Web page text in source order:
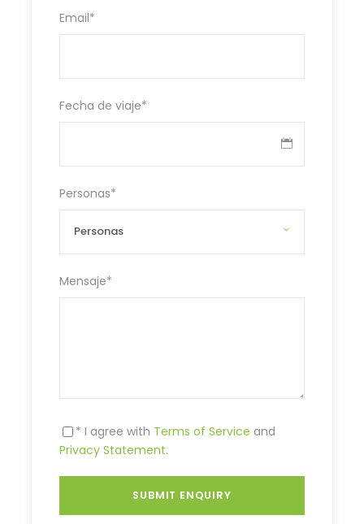
Email*
Fecha de viaje*
Personas*
Mensaje*
* I agree with Terms of Service and
Privacy Statement.